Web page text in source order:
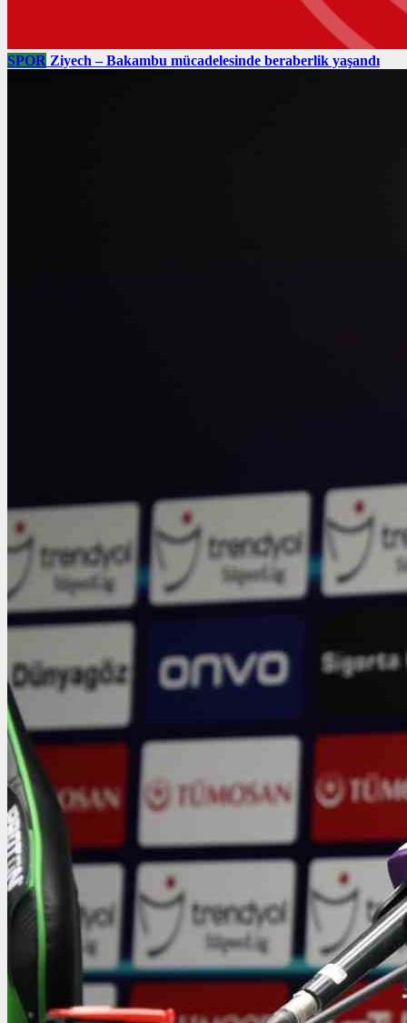
SPOR Ziyech – Bakambu mücadelesinde beraberlik yaşandı